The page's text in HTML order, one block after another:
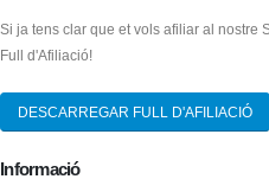
Si ja tens clar que et vols afiliar al nostre
Full d'Afiliació!
DESCARREGAR FULL D'AFILIACIÓ
Informació